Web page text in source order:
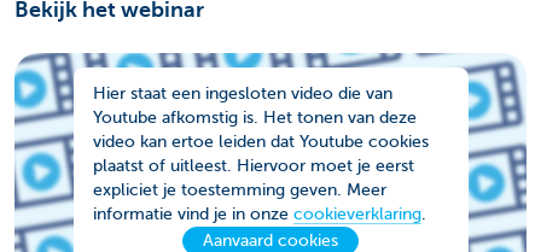
Bekijk het webinar
Hier staat een ingesloten video die van
Youtube afkomstig is. Het tonen van deze
video kan ertoe leiden dat Youtube cookies
plaatst of uitleest. Hiervoor moet je eerst
expliciet je toestemming geven. Meer
informatie vind je in onze cookieverklaring.
Aanvaard cookies